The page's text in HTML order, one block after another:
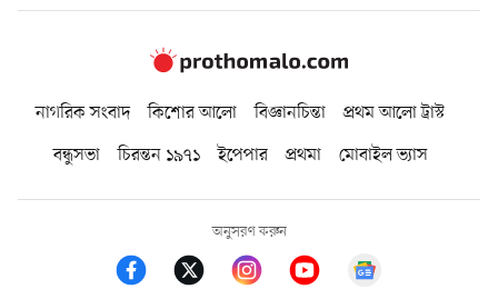
নাগরিক সংবাদ কিশোর আলো বিজ্ঞানচিন্তা
প্রথম আলো ট্রাস্ট
বন্ধুসভা
চিরন্তন ১৯৭১ ইপেপার প্রথমা মোবাইল ভ্যাস
অনুসরণ করুন